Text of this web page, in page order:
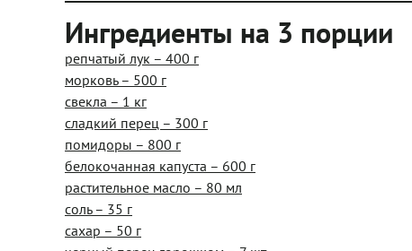
Ингредиенты на 3 порции
репчатый лук – 400 г
морковь – 500 г
свекла – 1 кг
сладкий перец – 300 г
помидоры – 800 г
белокочанная капуста – 600 г
растительное масло – 80 мл
соль – 35 г
сахар – 50 г